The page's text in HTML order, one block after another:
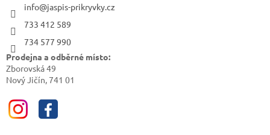
info@jaspis-prikryvky.cz
733 412 589
734 577 990
Prodejna a odběrné místo:
Zborovská 49
Nový Jičín, 741 01